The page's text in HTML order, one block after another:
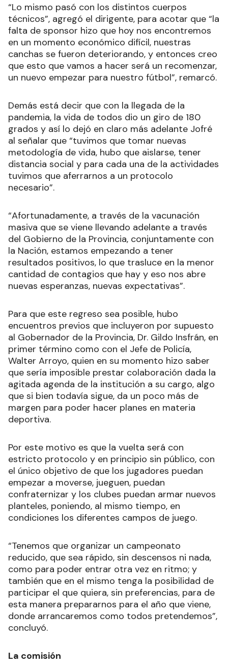
“Lo mismo pasó con los distintos cuerpos
técnicos”, agregó el dirigente, para acotar que “la
falta de sponsor hizo que hoy nos encontremos
en un momento económico difícil, nuestras
canchas se fueron deteriorando, y entonces creo
que esto que vamos a hacer será un recomenzar,
un nuevo empezar para nuestro fútbol”, remarcó.
Demás está decir que con la llegada de la
pandemia, la vida de todos dio un giro de 180
grados y así lo dejó en claro más adelante Jofré
al señalar que “tuvimos que tomar nuevas
metodología de vida, hubo que aislarse, tener
distancia social y para cada una de la actividades
tuvimos que aferrarnos a un protocolo
necesario”.
“Afortunadamente, a través de la vacunación
masiva que se viene llevando adelante a través
del Gobierno de la Provincia, conjuntamente con
la Nación, estamos empezando a tener
resultados positivos, lo que trasluce en la menor
cantidad de contagios que hay y eso nos abre
nuevas esperanzas, nuevas expectativas”.
Para que este regreso sea posible, hubo
encuentros previos que incluyeron por supuesto
al Gobernador de la Provincia, Dr. Gildo Insfrán, en
primer término como con el Jefe de Policía,
Walter Arroyo, quien en su momento hizo saber
que sería imposible prestar colaboración dada la
agitada agenda de la institución a su cargo, algo
que si bien todavía sigue, da un poco más de
margen para poder hacer planes en materia
deportiva.
Por este motivo es que la vuelta será con
estricto protocolo y en principio sin público, con
el único objetivo de que los jugadores puedan
empezar a moverse, jueguen, puedan
confraternizar y los clubes puedan armar nuevos
planteles, poniendo, al mismo tiempo, en
condiciones los diferentes campos de juego.
“Tenemos que organizar un campeonato
reducido, que sea rápido, sin descensos ni nada,
como para poder entrar otra vez en ritmo; y
también que en el mismo tenga la posibilidad de
participar el que quiera, sin preferencias, para de
esta manera prepararnos para el año que viene,
donde arrancaremos como todos pretendemos”,
concluyó.
La comisión